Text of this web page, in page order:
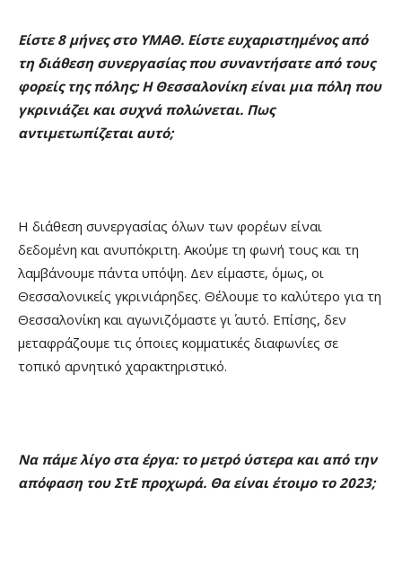
Είστε 8 μήνες στο ΥΜΑΘ. Είστε ευχαριστημένος από
τη διάθεση συνεργασίας που συναντήσατε από τους
φορείς της πόλης; Η Θεσσαλονίκη είναι μια πόλη που
γκρινιάζει και συχνά πολώνεται. Πως
αντιμετωπίζεται αυτό;
Η διάθεση συνεργασίας όλων των φορέων είναι
δεδομένη και ανυπόκριτη. Ακούμε τη φωνή τους και τη
λαμβάνουμε πάντα υπόψη. Δεν είμαστε, όμως, οι
Θεσσαλονικείς γκρινιάρηδες. Θέλουμε το καλύτερο για τη
Θεσσαλονίκη και αγωνιζόμαστε γι΄ αυτό. Επίσης, δεν
μεταφράζουμε τις όποιες κομματικές διαφωνίες σε
τοπικό αρνητικό χαρακτηριστικό.
Να πάμε λίγο στα έργα: το μετρό ύστερα και από την
απόφαση του ΣτΕ προχωρά. Θα είναι έτοιμο το 2023;